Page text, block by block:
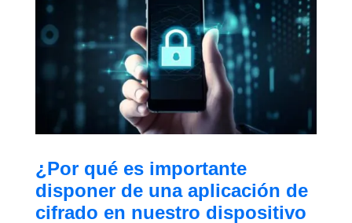
¿Por qué es importante
disponer de una aplicación de
cifrado en nuestro dispositivo